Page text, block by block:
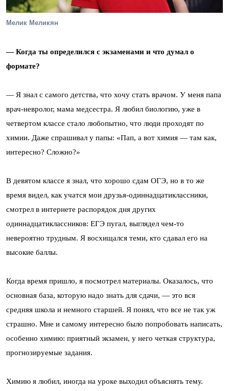
Мелик Меликян
— Когда ты определился с экзаменами и что думал о
формате?
— Я знал с самого детства, что хочу стать врачом. У меня папа
врач-невролог, мама медсестра. Я любил биологию, уже в
четвертом классе стало любопытно, что люди проходят по
химии. Даже спрашивал у папы: «Пап, а вот химия — там как,
интересно? Сложно?»
В девятом классе я знал, что хорошо сдам ОГЭ, но в то же
время видел, как учатся мои друзья-одиннадцатиклассники,
смотрел в интернете распорядок дня других
одиннадцатиклассников: ЕГЭ пугал, выглядел чем-то
невероятно трудным. Я восхищался теми, кто сдавал его на
высокие баллы.
Когда время пришло, я посмотрел материалы. Оказалось, что
основная база, которую надо знать для сдачи, — это вся
средняя школа и немного старшей. Я понял, что все не так уж
страшно. Мне и самому интересно было попробовать написать,
особенно химию: приятный экзамен, у него четкая структура,
прогнозируемые задания.
Химию я любил, иногда на уроке выходил объяснять тему.